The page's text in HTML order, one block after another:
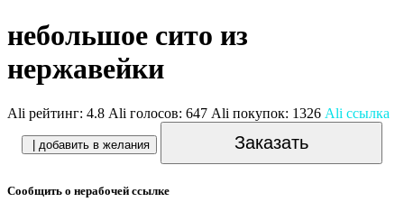
небольшое сито из
нержавейки
Ali рейтинг: 4.8 Ali голосов: 647 Ali покупок: 1326 Ali ссылка
| добавить в желания Заказать
Сообщить о нерабочей ссылке